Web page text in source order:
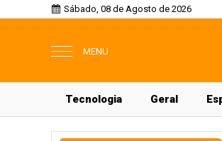
Sábado, 08 de Agosto de 2026
MENU
Tecnologia Geral